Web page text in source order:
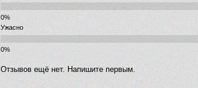
Ужасно
Отзывов ещё нет. Напишите первым.